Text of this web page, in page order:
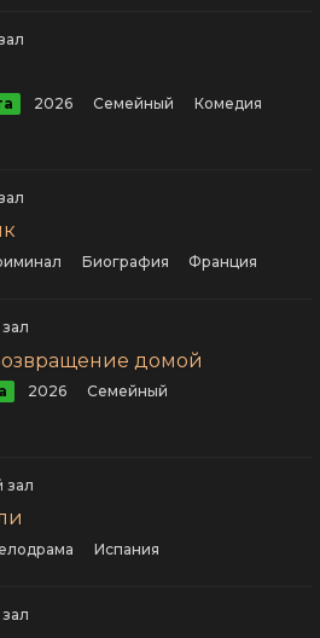
2026 семейный
комедия
биография Франция
зал
домой
2026
семейный
зал
Испания
зал